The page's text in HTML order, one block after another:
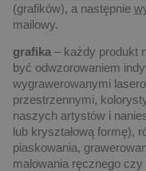
(grafików), a następnie
mailowy.
grafika – każdy produkt
być odwzorowaniem
wygrawerowanymi
przestrzennymi,
naszych artystów i
lub kryształową formę),
piaskowania,
malowania ręcznego